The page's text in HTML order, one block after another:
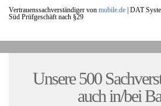
Vertrauenssachverständiger von mobile.de | DAT
Süd Prüfgeschäft nach §29
Unsere 500
auch in/bei